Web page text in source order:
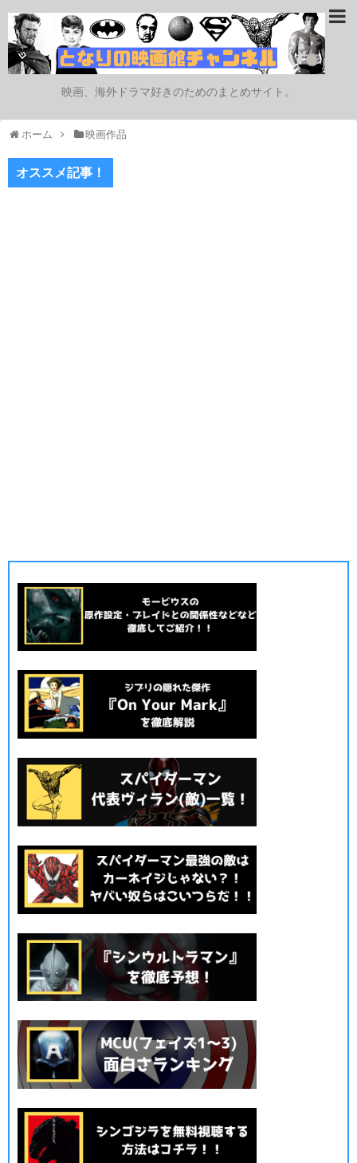
映画、海外ドラマ好きのためのまとめサイト。
ホーム 映画作品
オススメ記事！